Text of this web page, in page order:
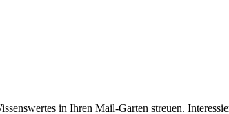
in Ihren Mail-Garten streuen.